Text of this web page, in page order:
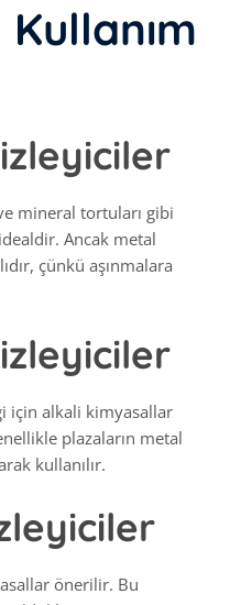
mineral tortuları gibi
Ancak metal
çünkü aşınmalara
için alkali kimyasallar
plazaların metal
kullanılır.
önerilir. Bu